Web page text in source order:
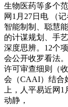
生物医药等多个
网1月27日电 （
智能制制、聪慧
的计谋规划、手
深度思辨。12个
会公开收罗看法
许可审查细则（
会（CAAI）结合
上，人平易近网
动静，